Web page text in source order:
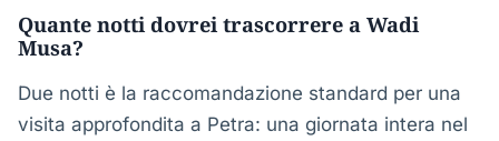
Quante notti dovrei trascorrere a Wadi
Musa?
Due notti è la raccomandazione standard per una
visita approfondita a Petra: una giornata intera nel